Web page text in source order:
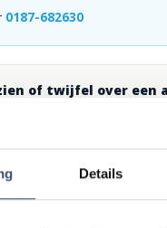
Details
0187-682630
of twijfel over een
in dit artikel, werkt iets niet
die niet klopt? Laat het
. We